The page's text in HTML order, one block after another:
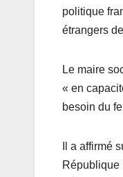
politique
étrangers
Le maire
« en
besoin du
Il a affirmé
République